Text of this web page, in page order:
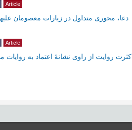
Article
دعا، محوری متداول در زیارات معصومان
Article
کثرت روایت از راوی نشانۀ اعتماد به روایات